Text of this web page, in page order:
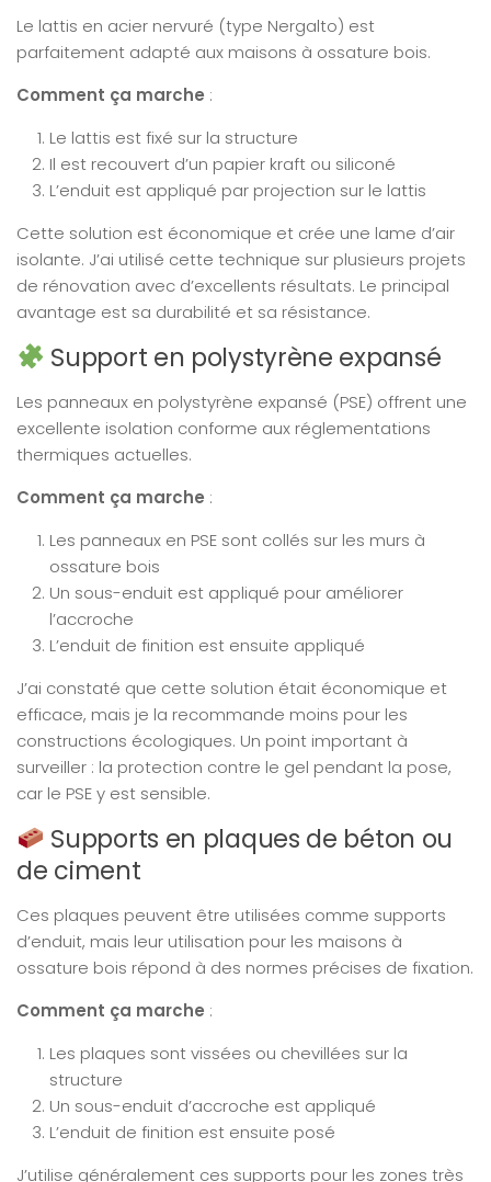
Le lattis en acier nervuré (type Nergalto) est
parfaitement adapté aux maisons à ossature bois.
Comment ça marche :
Le lattis est fixé sur la structure
Il est recouvert d’un papier kraft ou siliconé
L’enduit est appliqué par projection sur le lattis
Cette solution est économique et crée une lame d’air
isolante. J’ai utilisé cette technique sur plusieurs projets
de rénovation avec d’excellents résultats. Le principal
avantage est sa durabilité et sa résistance.
Support en polystyrène expansé
Les panneaux en polystyrène expansé (PSE) offrent une
excellente isolation conforme aux réglementations
thermiques actuelles.
Comment ça marche :
Les panneaux en PSE sont collés sur les murs à
ossature bois
Un sous-enduit est appliqué pour améliorer
l’accroche
L’enduit de finition est ensuite appliqué
J’ai constaté que cette solution était économique et
efficace, mais je la recommande moins pour les
constructions écologiques. Un point important à
surveiller : la protection contre le gel pendant la pose,
car le PSE y est sensible.
Supports en plaques de béton ou
de ciment
Ces plaques peuvent être utilisées comme supports
d’enduit, mais leur utilisation pour les maisons à
ossature bois répond à des normes précises de fixation.
Comment ça marche :
Les plaques sont vissées ou chevillées sur la
structure
Un sous-enduit d’accroche est appliqué
L’enduit de finition est ensuite posé
J’utilise généralement ces supports pour les zones très